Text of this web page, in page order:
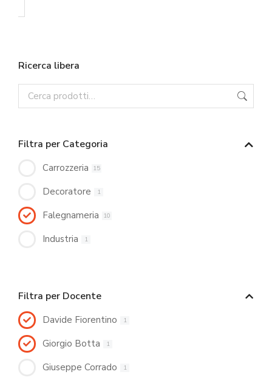
Ricerca libera
Filtra per Categoria
Carrozzeria 15
Decoratore 1
Falegnameria 10
Industria 1
Filtra per Docente
Davide Fiorentino 1
Giorgio Botta 1
Giuseppe Corrado 1